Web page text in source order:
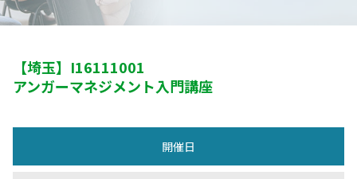
【埼玉】 I16111001
アンガーマネジメント入門講座
開催日